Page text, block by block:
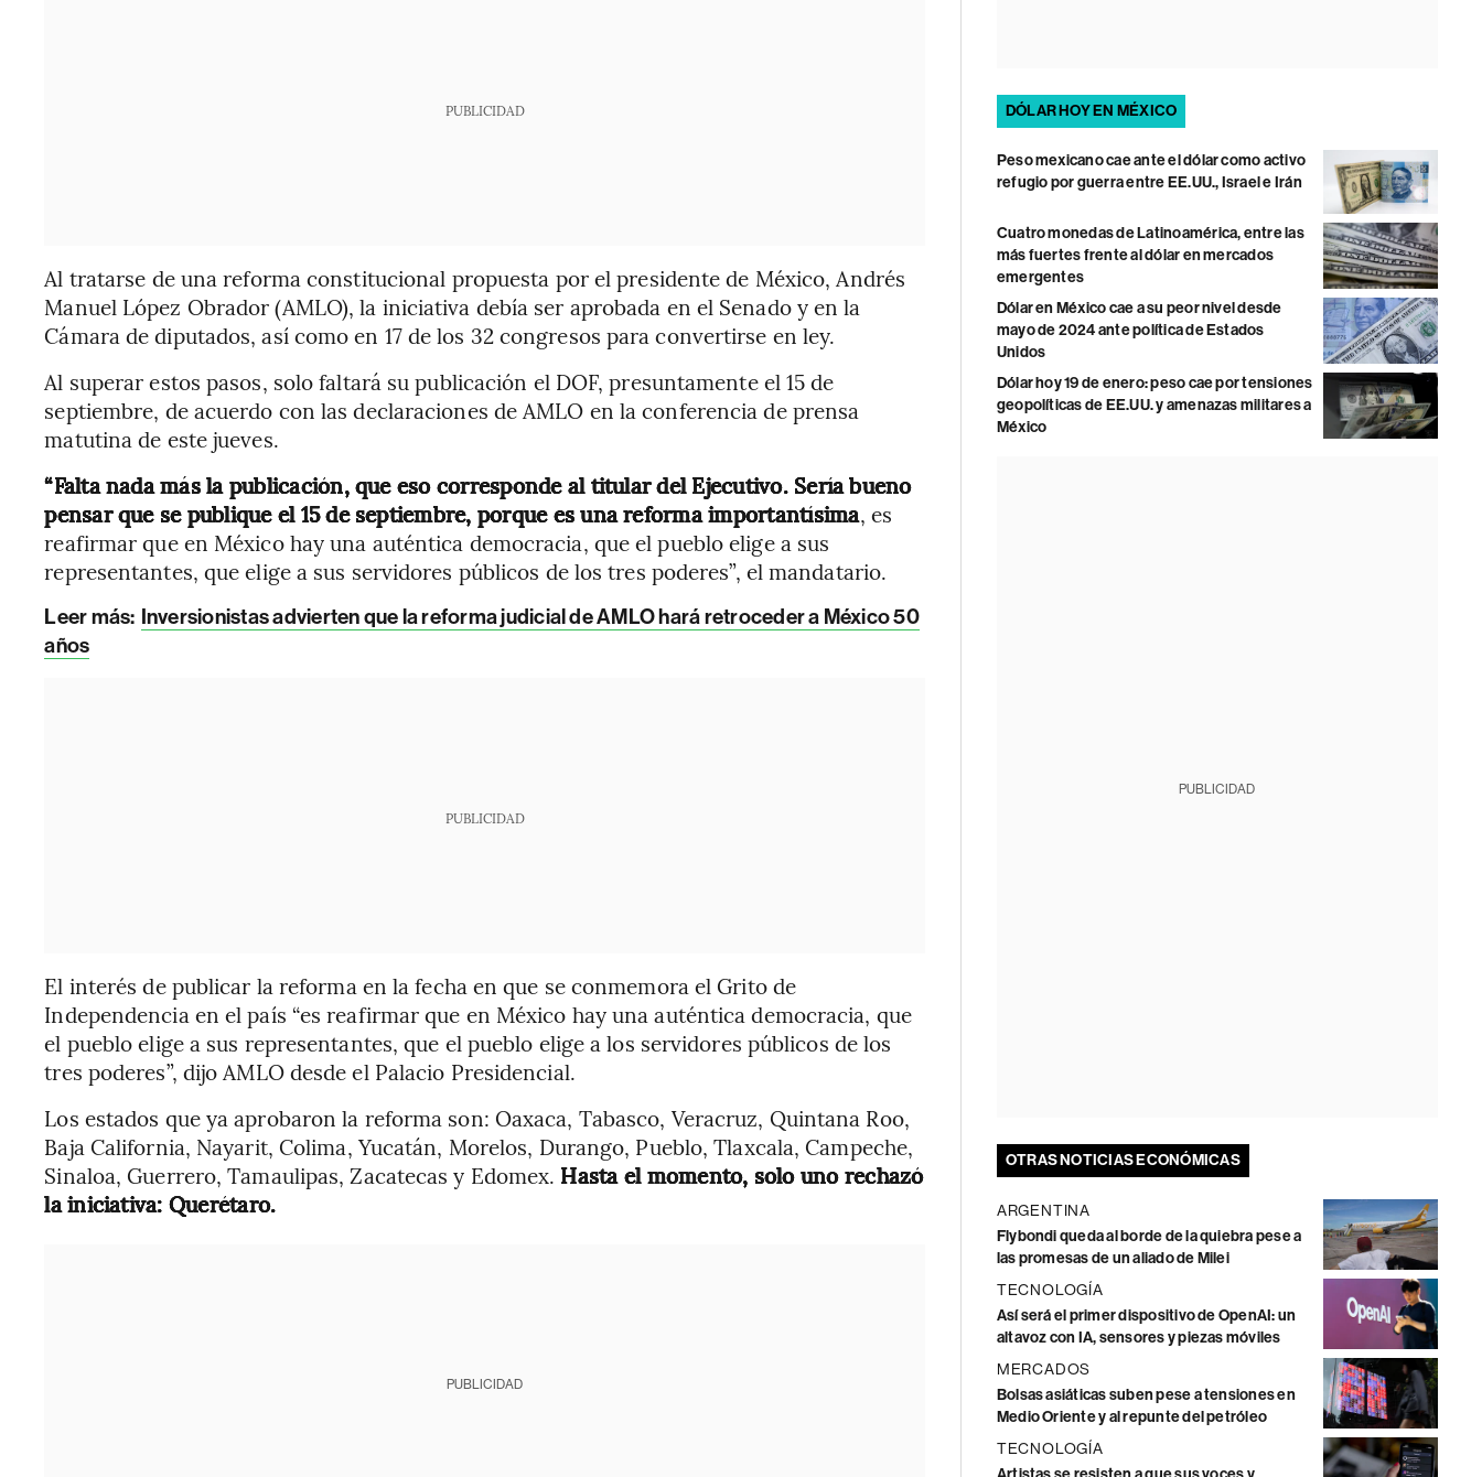
PUBLICIDAD
Al tratarse de una reforma constitucional propuesta por el presidente de México, Andrés
Manuel López Obrador (AMLO), la iniciativa debía ser aprobada en el Senado y en la
Cámara de diputados, así como en 17 de los 32 congresos para convertirse en ley.
Al superar estos pasos, solo faltará su publicación el DOF, presuntamente el 15 de
septiembre, de acuerdo con las declaraciones de AMLO en la conferencia de prensa
matutina de este jueves.
“Falta nada más la publicación, que eso corresponde al titular del Ejecutivo. Sería bueno
pensar que se publique el 15 de septiembre, porque es una reforma importantísima, es
reafirmar que en México hay una auténtica democracia, que el pueblo elige a sus
representantes, que elige a sus servidores públicos de los tres poderes”, el mandatario.
Leer más: Inversionistas advierten que la reforma judicial de AMLO hará retroceder a México 50
años
PUBLICIDAD
El interés de publicar la reforma en la fecha en que se conmemora el Grito de
Independencia en el país “es reafirmar que en México hay una auténtica democracia, que
el pueblo elige a sus representantes, que el pueblo elige a los servidores públicos de los
tres poderes”, dijo AMLO desde el Palacio Presidencial.
Los estados que ya aprobaron la reforma son: Oaxaca, Tabasco, Veracruz, Quintana Roo,
Baja California, Nayarit, Colima, Yucatán, Morelos, Durango, Pueblo, Tlaxcala, Campeche,
Sinaloa, Guerrero, Tamaulipas, Zacatecas y Edomex. Hasta el momento, solo uno rechazó
la iniciativa: Querétaro.
PUBLICIDAD
DÓLAR HOY EN MÉXICO
Peso mexicano cae ante el dólar como activo
refugio por guerra entre EE.UU., Israel e Irán
Cuatro monedas de Latinoamérica, entre las
más fuertes frente al dólar en mercados
emergentes
Dólar en México cae a su peor nivel desde
mayo de 2024 ante política de Estados
Unidos
Dólar hoy 19 de enero: peso cae por tensiones
geopolíticas de EE.UU. y amenazas militares a
México
PUBLICIDAD
OTRAS NOTICIAS ECONÓMICAS
ARGENTINA
Flybondi queda al borde de la quiebra pese a
las promesas de un aliado de Milei
TECNOLOGÍA
Así será el primer dispositivo de OpenAI: un
altavoz con IA, sensores y piezas móviles
MERCADOS
Bolsas asiáticas suben pese a tensiones en
Medio Oriente y al repunte del petróleo
TECNOLOGÍA